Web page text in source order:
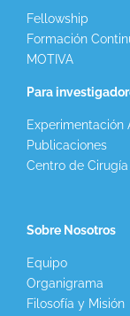
Fellowship
Formación
MOTIVA
Para
Experimentación
Publicaciones
Centro de
Sobre Nosotros
Equipo
Organigrama
Filosofía y Misión